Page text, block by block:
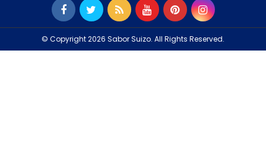
© Copyright 2026 Sabor Suizo. All Rights Reserved.